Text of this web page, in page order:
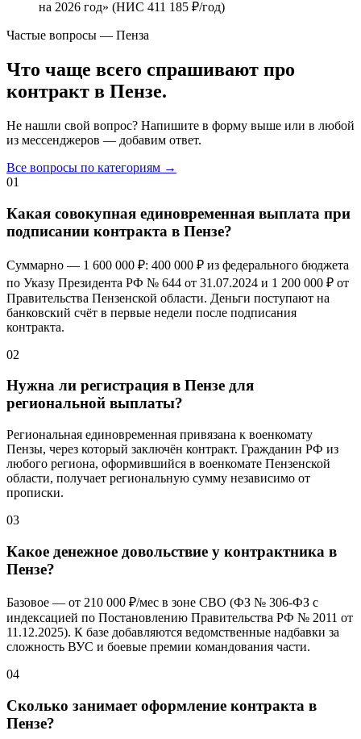
на 2026 год» (НИС 411 185 ₽/год)
Частые вопросы — Пенза
Что чаще всего спрашивают про
контракт в Пензе.
Не нашли свой вопрос? Напишите в форму выше или в любой
из мессенджеров — добавим ответ.
Все вопросы по категориям →
01
Какая совокупная единовременная выплата при
подписании контракта в Пензе?
Суммарно — 1 600 000 ₽: 400 000 ₽ из федерального бюджета
по Указу Президента РФ № 644 от 31.07.2024 и 1 200 000 ₽ от
Правительства Пензенской области. Деньги поступают на
банковский счёт в первые недели после подписания
контракта.
02
Нужна ли регистрация в Пензе для
региональной выплаты?
Региональная единовременная привязана к военкомату
Пензы, через который заключён контракт. Гражданин РФ из
любого региона, оформившийся в военкомате Пензенской
области, получает региональную сумму независимо от
прописки.
03
Какое денежное довольствие у контрактника в
Пензе?
Базовое — от 210 000 ₽/мес в зоне СВО (ФЗ № 306-ФЗ с
индексацией по Постановлению Правительства РФ № 2011 от
11.12.2025). К базе добавляются ведомственные надбавки за
сложность ВУС и боевые премии командования части.
04
Сколько занимает оформление контракта в
Пензе?